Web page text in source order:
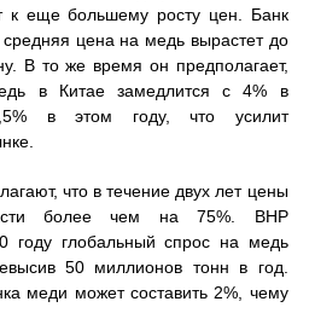
к еще большему росту цен. Банк
средняя цена на медь вырастет до
В то же время он предполагает,
в Китае замедлится с 4% в
в этом году, что усилит
что в течение двух лет цены
более чем на 75%. BHP
году глобальный спрос на медь
50 миллионов тонн в год.
меди может составить 2%, чему